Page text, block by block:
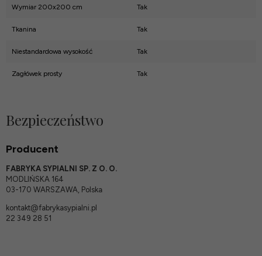
Wymiar 200x200 cm Tak
Tkanina Tak
Niestandardowa wysokość Tak
Zagłówek prosty Tak
Bezpieczeństwo
Producent
FABRYKA SYPIALNI SP. Z O. O.
MODLIŃSKA 164
03-170 WARSZAWA, Polska
kontakt@fabrykasypialni.pl
22 349 28 51